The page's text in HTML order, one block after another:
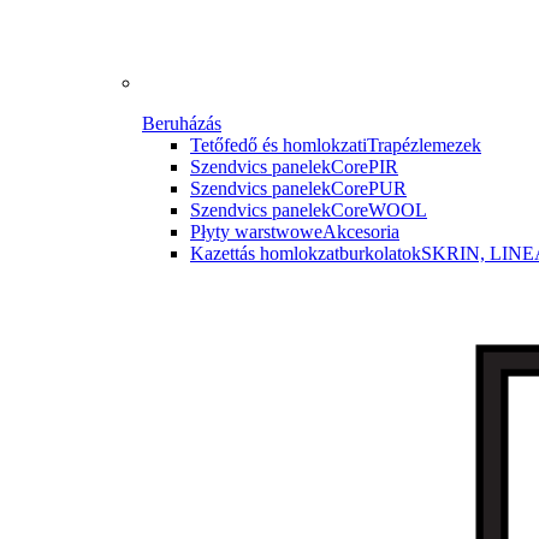
Beruházás
Tetőfedő és homlokzatiTrapézlemezek
Szendvics panelekCorePIR
Szendvics panelekCorePUR
Szendvics panelekCoreWOOL
Płyty warstwoweAkcesoria
Kazettás homlokzatburkolatokSKRIN,